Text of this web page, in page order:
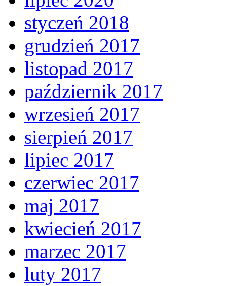
styczeń 2018
grudzień 2017
listopad 2017
październik 2017
wrzesień 2017
sierpień 2017
lipiec 2017
czerwiec 2017
maj 2017
kwiecień 2017
marzec 2017
luty 2017